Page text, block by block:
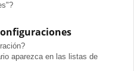
aparezca en las listas de